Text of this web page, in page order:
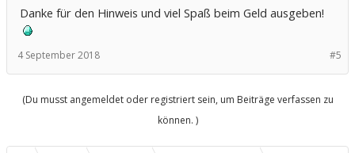
Danke für den Hinweis und viel Spaß beim Geld ausgeben!
#5
4 September 2018
(Du musst angemeldet oder registriert sein, um Beiträge verfassen zu
können. )